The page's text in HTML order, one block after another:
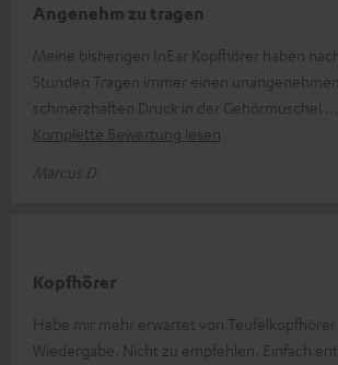
Angenehm zu tragen
Meine bisherigen InEar Kopfhörer haben
Stunden Tragen immer einen
schmerzhaften Druck in der Gehörmuschel
Komplette Bewertung lesen
Marcus D.
Kopfhörer
Habe mir mehr erwartet von Teufelkopfhörer
Wiedergabe. Nicht zu empfehlen. Einfach